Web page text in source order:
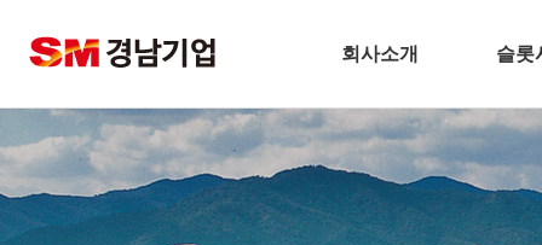
회사소개
기업개요
CEO 인사말
비전
슬롯